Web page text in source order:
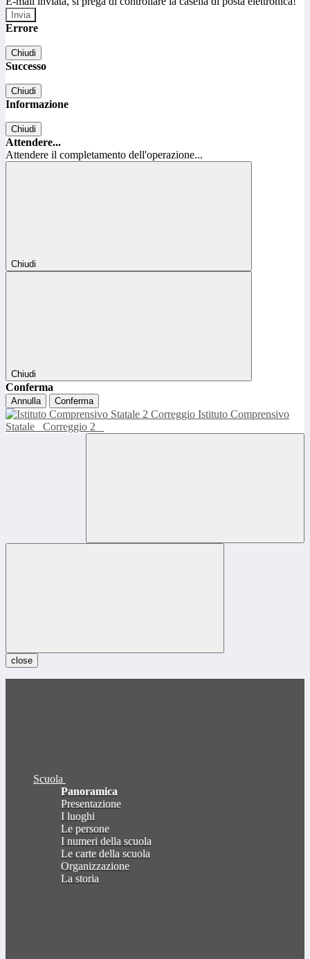
Errore
Chiudi
Successo
Chiudi
Informazione
Chiudi
Attendere...
Attendere il completamento dell'operazione...
Chiudi
Chiudi
Conferma
Annulla Conferma
Istituto Comprensivo
Statale
Correggio 2
close
Scuola
Panoramica
Presentazione
I luoghi
Le persone
I numeri della scuola
Le carte della scuola
Organizzazione
La storia